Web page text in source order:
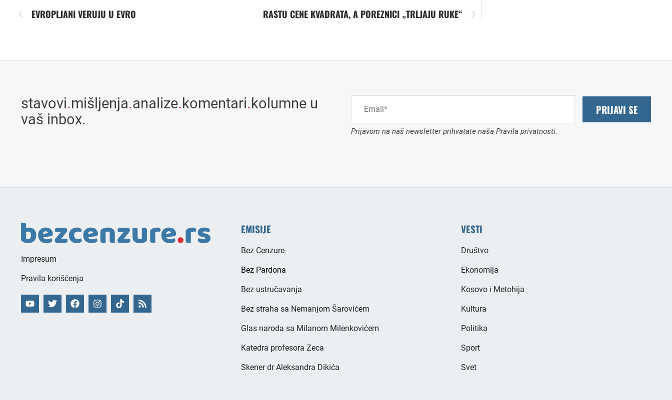
EVROPLJANI VERUJU U EVRO RASTU CENE KVADRATA, A POREZNICI „TRLJAJU RUKE“
stavovi.mišljenja.analize.komentari.kolumne u
vaš inbox.
PRIJAVI SE
Prijavom na naš newsletter prihvatate naša Pravila privatnosti.
Impresum
Pravila korišćenja
EMISIJE
Bez Cenzure
Bez Pardona
Bez ustručavanja
Bez straha sa Nemanjom Šarovićem
Glas naroda sa Milanom Milenkovićem
Katedra profesora Zeca
Skener dr Aleksandra Dikića
VESTI
Društvo
Ekonomija
Kosovo i Metohija
Kultura
Politika
Sport
Svet